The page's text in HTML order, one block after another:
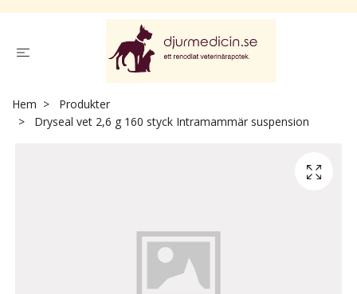
Hem
Produkter
Dryseal vet 2,6 g 160 styck Intramammär suspension